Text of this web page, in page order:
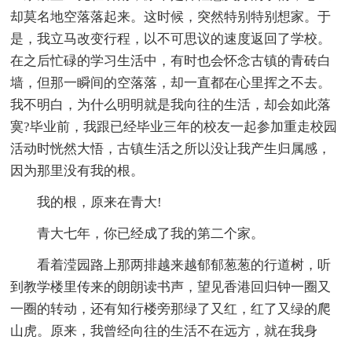
却莫名地空落落起来。这时候，突然特别特别想家。于
是，我立马改变行程，以不可思议的速度返回了学校。
在之后忙碌的学习生活中，有时也会怀念古镇的青砖白
墙，但那一瞬间的空落落，却一直都在心里挥之不去。
我不明白，为什么明明就是我向往的生活，却会如此落
寞?毕业前，我跟已经毕业三年的校友一起参加重走校园
活动时恍然大悟，古镇生活之所以没让我产生归属感，
因为那里没有我的根。
我的根，原来在青大!
青大七年，你已经成了我的第二个家。
看着滢园路上那两排越来越郁郁葱葱的行道树，听
到教学楼里传来的朗朗读书声，望见香港回归钟一圈又
一圈的转动，还有知行楼旁那绿了又红，红了又绿的爬
山虎。原来，我曾经向往的生活不在远方，就在我身